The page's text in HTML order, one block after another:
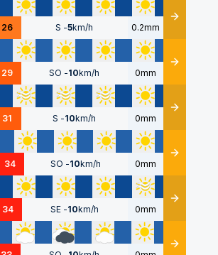
26 S -5km/h 0.2mm Détails
29 SO -10km/h 0mm Détails
31 S -10km/h 0mm Détails
34 SO -10km/h 0mm Détails
34 SE -10km/h 0mm Détails
Détails